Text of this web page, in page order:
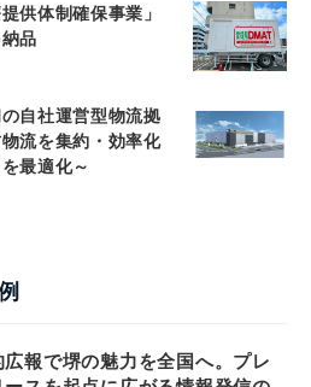
供体制確保事業」
品
自社運営型物流拠
流を集約・効率化
最適化～
広報で堺の魅力を全国へ。プレ